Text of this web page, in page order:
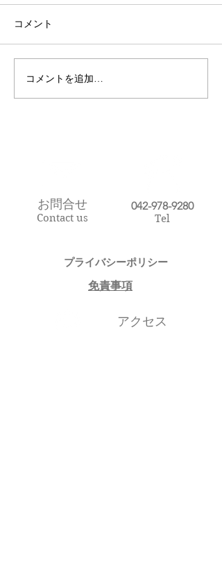
コメント
コメントを追加…
お問合せ
Contact us
​042-978-9280
Tel
プライバシーポリシー​
​免責事項
アクセス